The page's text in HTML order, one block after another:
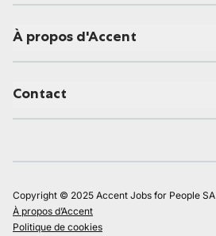
À propos d'Accent
Contact
Copyright © 2025 Accent Jobs for People SA
À propos d’Accent
Politique de cookies